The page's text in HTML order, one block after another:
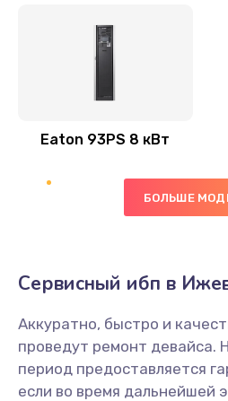
Eaton 93PS 8 кВт
БОЛЬШЕ
Сервисный ибп в
Аккуратно, быстро и
проведут ремонт девайса.
период предоставляется
если во время дальнейшей